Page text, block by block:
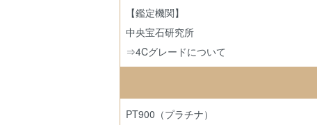
【鑑定機関】
中央宝石研究所
⇒4Cグレードについて
PT900（プラチナ）